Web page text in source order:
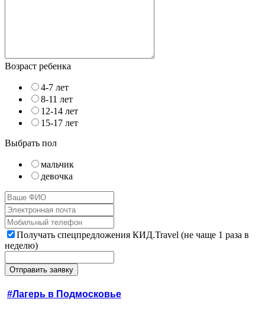
Возраст ребенка
4-7 лет
8-11 лет
12-14 лет
15-17 лет
Выбрать пол
мальчик
девочка
Получать спецпредложения КИД.Travel (не чаще 1 раза в
неделю)
#Лагерь в Подмосковье